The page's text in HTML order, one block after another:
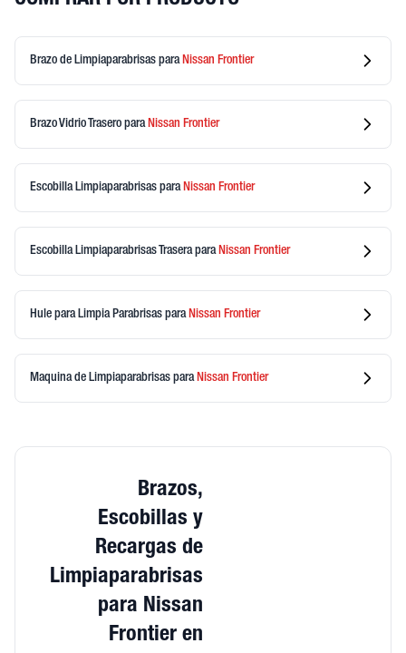
Brazo de Limpiaparabrisas para Nissan Frontier
Brazo Vidrio Trasero para Nissan Frontier
Escobilla Limpiaparabrisas para Nissan Frontier
Escobilla Limpiaparabrisas Traserapara Nissan Frontier
Hule para Limpia Parabrisas para Nissan Frontier
Maquina de Limpiaparabrisas para Nissan Frontier
Brazos,
Escobillas y
Recargas de
Limpiaparabrisas
para Nissan
Frontier en